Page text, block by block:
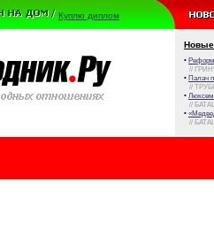
Куплю диплом
Новые
•
//
• Палач
//
•
//
•
//